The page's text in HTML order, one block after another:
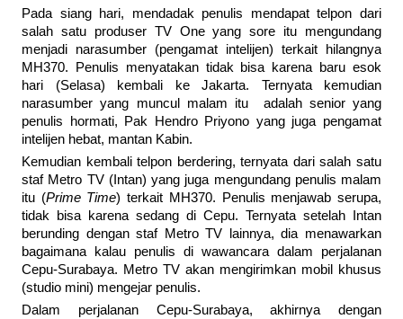
Pada siang hari, mendadak penulis mendapat telpon dari
salah satu produser TV One yang sore itu mengundang
menjadi narasumber (pengamat intelijen) terkait hilangnya
MH370. Penulis menyatakan tidak bisa karena baru esok
hari (Selasa) kembali ke Jakarta. Ternyata kemudian
narasumber yang muncul malam itu adalah senior yang
penulis hormati, Pak Hendro Priyono yang juga pengamat
intelijen hebat, mantan Kabin.
Kemudian kembali telpon berdering, ternyata dari salah satu
staf Metro TV (Intan) yang juga mengundang penulis malam
itu (Prime Time) terkait MH370. Penulis menjawab serupa,
tidak bisa karena sedang di Cepu. Ternyata setelah Intan
berunding dengan staf Metro TV lainnya, dia menawarkan
bagaimana kalau penulis di wawancara dalam perjalanan
Cepu-Surabaya. Metro TV akan mengirimkan mobil khusus
(studio mini) mengejar penulis.
Dalam perjalanan Cepu-Surabaya, akhirnya dengan